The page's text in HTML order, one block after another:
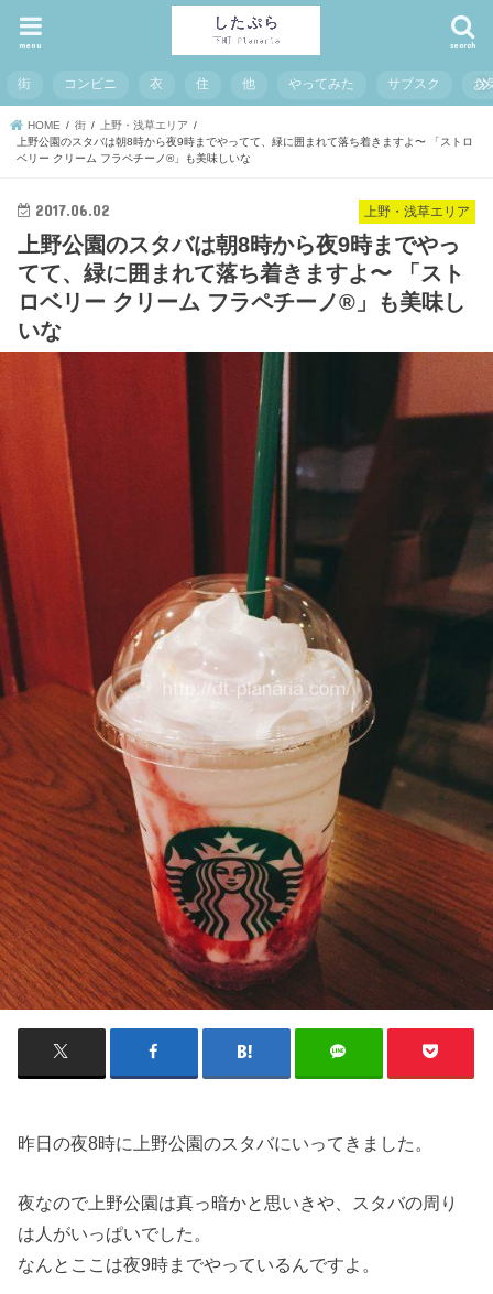
search
menu
街 コンビニ 衣 住 他 やってみた サブスク お
HOME 街
上野・浅草エリア
上野公園のスタバは朝8時から夜9時までやってて、緑に囲まれて落ち着きますよ〜 「ストロ
ベリー クリーム フラペチーノ®」も美味しいな
上野・浅草エリア
2017.06.02
上野公園のスタバは朝8時から夜9時までやっ
てて、緑に囲まれて落ち着きますよ〜 「スト
ロベリー クリーム フラペチーノ®」も美味し
いな
昨日の夜8時に上野公園のスタバにいってきました。
夜なので上野公園は真っ暗かと思いきや、スタバの周り
は人がいっぱいでした。
なんとここは夜9時までやっているんですよ。